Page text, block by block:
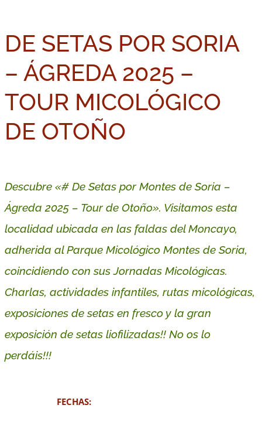
DE SETAS POR SORIA
– ÁGREDA 2025 –
TOUR MICOLÓGICO
DE OTOÑO
Descubre «# De Setas por Montes de Soria –
Ágreda 2025 – Tour de Otoño». Visitamos esta
localidad ubicada en las faldas del Moncayo,
adherida al Parque Micológico Montes de Soria,
coincidiendo con sus Jornadas Micológicas.
Charlas, actividades infantiles, rutas micológicas,
exposiciones de setas en fresco y la gran
exposición de setas liofilizadas!! No os lo
perdáis!!!
FECHAS: